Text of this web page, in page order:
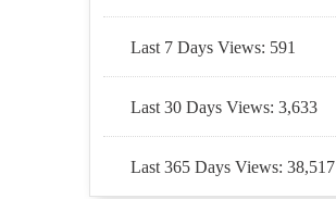
Last 7 Days Views: 591
Last 30 Days Views: 3,633
Last 365 Days Views: 38,517